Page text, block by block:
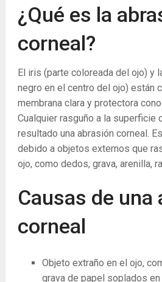
¿Qué es la
corneal?
El iris (parte coloreada del ojo) y
negro en el centro del ojo) están
membrana clara y protectora
Cualquier rasguño a la superficie
resultado una abrasión corneal.
debido a objetos externos que
ojo, como dedos, grava, arenilla,
Causas de una
corneal
Objeto extraño en el ojo,
grava de papel soplados